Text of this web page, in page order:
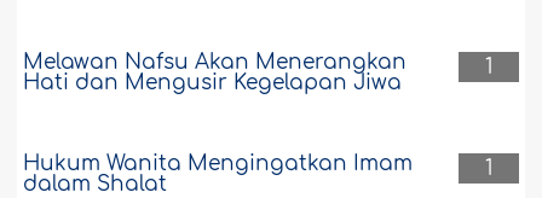
1
Melawan Nafsu Akan Menerangkan
Hati dan Mengusir Kegelapan Jiwa
1
Hukum Wanita Mengingatkan Imam
dalam Shalat